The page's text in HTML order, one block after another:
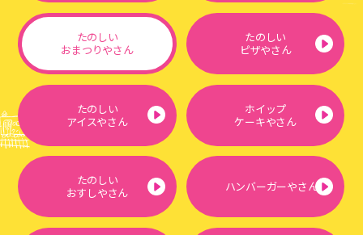
たのしい
おまつりやさん
たのしい
ピザやさん
たのしい
アイスやさん
ホイップ
ケーキやさん
たのしい
おすしやさん
ハンバーガーやさん